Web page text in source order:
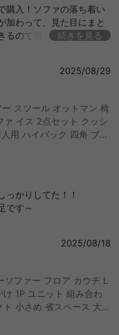
購入！ソファの落ち着い
加わって、見た目にまと
るので買ってよかったで
続きを見る
2025/08/29
スツール オットマン 椅
ァ イス 2点セット クッシ
用 ハイバック 四角 ブー
張り 座面湾曲 サロン オ
っかりしてた！！
です～
2025/08/18
ファー フロア カウチ L
1P ユニット 組み合わ
小さめ 省スペース 大き